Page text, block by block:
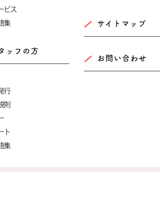
ビス
集
ッフの方
行
則
ト
集
サイトマップ
お問い合わせ